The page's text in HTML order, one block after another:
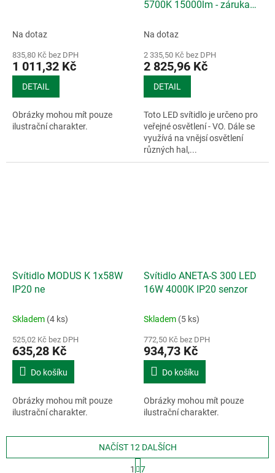
Na dotaz
835,80 Kč bez DPH
1 011,32 Kč
DETAIL
Obrázky mohou mít pouze
ilustrační charakter.
5700K 15000lm - záruka
Na dotaz
2 335,50 Kč bez DPH
2 825,96 Kč
DETAIL
Toto LED svítidlo je určeno pro
veřejné osvětlení - VO. Dále se
využívá na vnějsí osvětlení
různých hal,...
Svítidlo MODUS K 1x58W
IP20 ne
Skladem (4 ks)
525,02 Kč bez DPH
635,28 Kč
Do košíku
Obrázky mohou mít pouze
ilustrační charakter.
Svítidlo ANETA-S 300 LED
16W 4000K IP20 senzor
Skladem (5 ks)
772,50 Kč bez DPH
934,73 Kč
Do košíku
Obrázky mohou mít pouze
ilustrační charakter.
NAČÍST 12 DALŠÍCH
1
7